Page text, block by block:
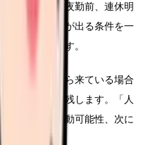
かを見ます。夜勤前、連休明
など、つらさが出る条件を一
見つかります。
が人間関係から来ている場合
負担なのかを残します。「人
無、記録、異動可能性、次に